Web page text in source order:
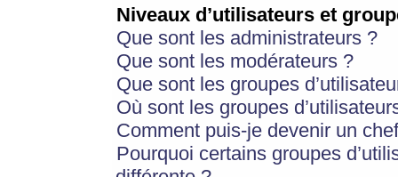
Niveaux d’utilisateurs et
Que sont les administrateurs ?
Que sont les modérateurs ?
Que sont les groupes
Où sont les groupes
Comment puis-je devenir un
Pourquoi certains groupes